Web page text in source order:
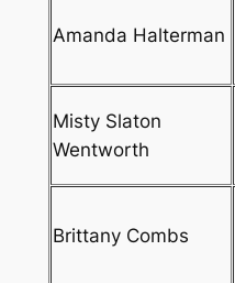
Amanda Halterman
Misty Slaton
Wentworth
Brittany Combs